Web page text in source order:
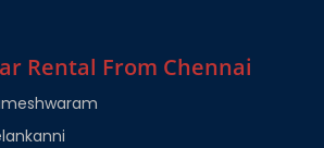
Rental From Chennai